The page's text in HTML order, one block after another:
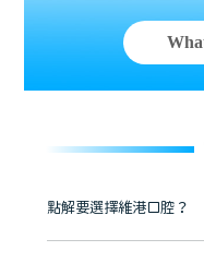
點解要選擇維港口腔？
維港口腔踐行「醫道濟世」